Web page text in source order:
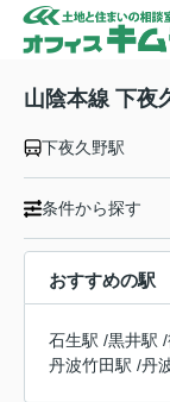
山陰本線 下夜
下夜久野駅
条件から探す
おすすめの駅
石生駅 /黒井駅 /
丹波竹田駅 /丹